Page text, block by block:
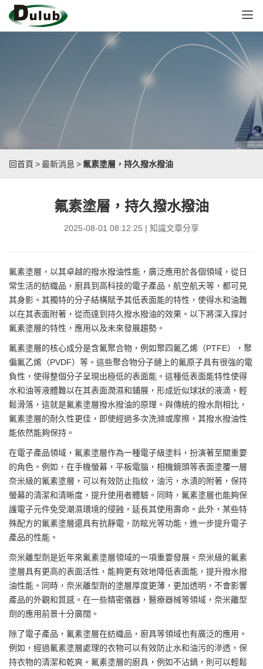
回首頁 >最新消息 > 氟素塗層，持久撥水撥油
氟素塗層，持久撥水撥油
2025-08-01 08:12:25 | 知識文章分享
氟素塗層 ，以其卓越的撥水撥油性能，廣泛應用於各個領域，從日
常生活的紡織品，廚具到高科技的電子產品，航空航天等，都可見
其身影。其獨特的分子結構賦予其低表面能的特性，使得水和油難
以在其表面附著，從而達到持久撥水撥油的效果。以下將深入探討
氟素塗層的特性，應用以及未來發展趨勢。
氟素塗層的核心成分是含氟聚合物，例如聚四氟乙烯（PTFE），聚
偏氟乙烯（PVDF）等。這些聚合物分子鏈上的氟原子具有很強的電
負性，使得整個分子呈現出極低的表面能。這種低表面能特性使得
水和油等液體難以在其表面潤濕和鋪展，形成近似球狀的液滴，輕
鬆滑落，這就是氟素塗層撥水撥油的原理。與傳統的撥水劑相比，
氟素塗層的耐久性更佳，即使經過多次洗滌或摩擦，其撥水撥油性
能依然能夠保持。
在電子產品領域，氟素塗層作為一種電子級塗料，扮演著至關重要
的角色。例如，在手機螢幕，平板電腦，相機鏡頭等表面塗覆一層
奈米級的氟素塗層，可以有效防止指紋，油污，水漬的附著，保持
螢幕的清潔和清晰度，提升使用者體驗。同時，氟素塗層也能夠保
護電子元件免受潮濕環境的侵蝕，延長其使用壽命。此外，某些特
殊配方的氟素塗層還具有抗靜電，防眩光等功能，進一步提升電子
產品的性能。
奈米離型劑是近年來氟素塗層領域的一項重要發展。奈米級的氟素
塗層具有更高的表面活性，能夠更有效地降低表面能，提升撥水撥
油性能。同時，奈米離型劑的塗層厚度更薄，更加透明，不會影響
產品的外觀和質感。在一些精密儀器，醫療器械等領域，奈米離型
劑的應用前景十分廣闊。
除了電子產品，氟素塗層在紡織品，廚具等領域也有廣泛的應用。
例如，經過氟素塗層處理的衣物可以有效防止水和油污的滲透，保
持衣物的清潔和乾爽。氟素塗層的廚具，例如不沾鍋，則可以輕鬆